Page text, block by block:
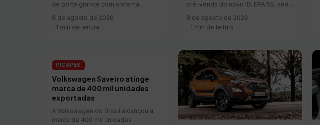
de porte grande com sistema
Posicionado abaixo do ID. ERA 9X, o
modelo terá configuração de cinco
8 de agosto de 2026
1 min de leitura
pré-venda do novo ID. ERA 5S, sedã
joint venture SAIC Volkswagen. O
modelo terá autonomia combinada
declarado de apenas...
8 de agosto de 2026
1 min de leitura
PICAPES
Volkswagen Saveiro atinge
marca de 400 mil unidades
exportadas
A Volkswagen do Brasil alcançou a
marca de 400 mil unidades